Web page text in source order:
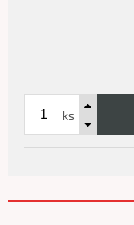
ks